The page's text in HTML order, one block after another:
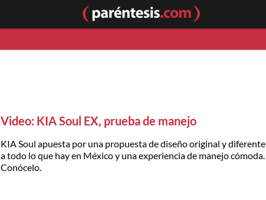
Video: KIA Soul EX, prueba de manejo
KIA Soul apuesta por una propuesta de diseño original y diferente
a todo lo que hay en México y una experiencia de manejo cómoda.
Conócelo.